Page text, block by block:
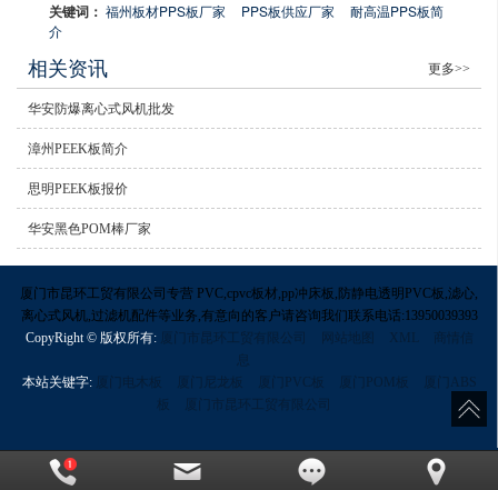
关键词：福州板材PPS板厂家 PPS板供应厂家
耐高温PPS板简
介
相关资讯 更多>>
华安防爆离心式风机批发
漳州PEEK板简介
思明PEEK板报价
华安黑色POM棒厂家
厦门市昆环工贸有限公司专营 PVC,cpvc板材,pp冲床板,防静电透明PVC板,滤心,
离心式风机,过滤机配件等业务,有意向的客户请咨询我们联系电话:13950039393
CopyRight © 版权所有: 厦门市昆环工贸有限公司 网站地图 XML
商情信
息
本站关键字: 厦门电木板 厦门尼龙板 厦门PVC板 厦门POM板
厦门ABS
板
厦门市昆环工贸有限公司